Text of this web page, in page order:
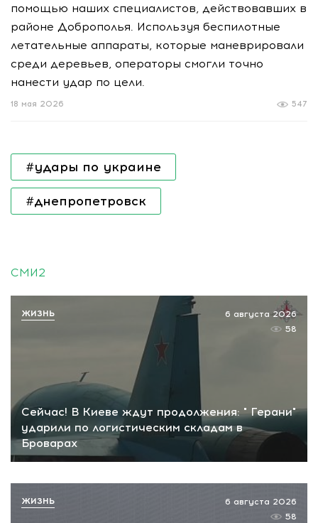
помощью наших специалистов, действовавших в
районе Доброполья. Используя беспилотные
летательные аппараты, которые маневрировали
среди деревьев, операторы смогли точно
нанести удар по цели.
547
18 мая 2026
#удары по украине
#днепропетровск
СМИ2
Сейчас! В Киеве ждут продолжения: " Герани"
ударили по логистическим складам в
Броварах
6 августа 2026
58
ЖИЗНЬ
6 августа 2026
58
ЖИЗНЬ